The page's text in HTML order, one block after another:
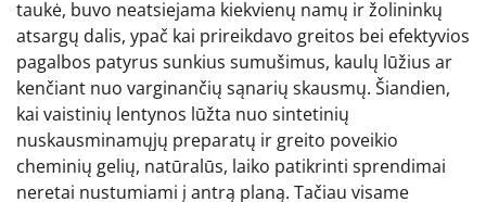
taukė, buvo neatsiejama kiekvienų namų ir žolininkų
atsargų dalis, ypač kai prireikdavo greitos bei efektyvios
pagalbos patyrus sunkius sumušimus, kaulų lūžius ar
kenčiant nuo varginančių sąnarių skausmų. Šiandien,
kai vaistinių lentynos lūžta nuo sintetinių
nuskausminamųjų preparatų ir greito poveikio
cheminių gelių, natūralūs, laiko patikrinti sprendimai
neretai nustumiami į antrą planą. Tačiau visame